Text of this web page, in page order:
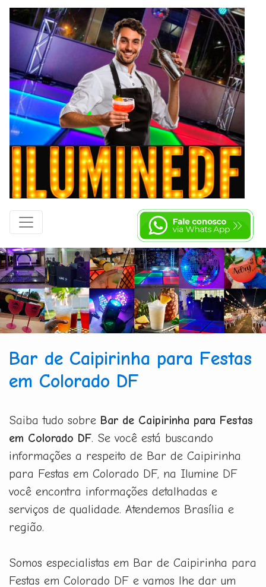
Bar de Caipirinha para Festas
em Colorado DF
Saiba tudo sobre Bar de Caipirinha para Festas
em Colorado DF. Se você está buscando
informações a respeito de Bar de Caipirinha
para Festas em Colorado DF, na Ilumine DF
você encontra informações detalhadas e
serviços de qualidade. Atendemos Brasília e
região.
Somos especialistas em Bar de Caipirinha para
Festas em Colorado DF e vamos lhe dar um